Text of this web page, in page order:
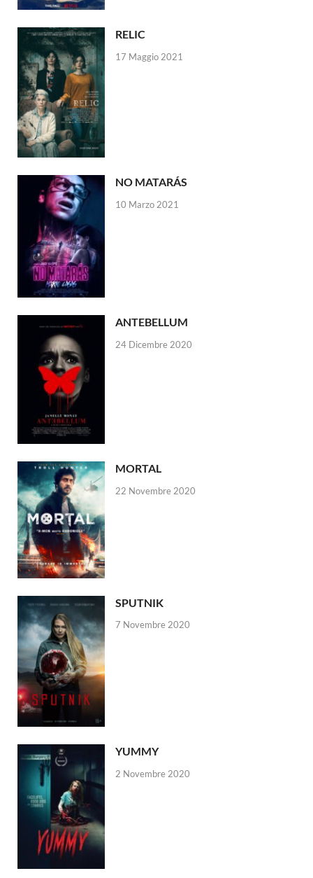
RELIC
17 Maggio 2021
NO MATARÁS
10 Marzo 2021
ANTEBELLUM
24 Dicembre 2020
MORTAL
22 Novembre 2020
SPUTNIK
7 Novembre 2020
YUMMY
2 Novembre 2020